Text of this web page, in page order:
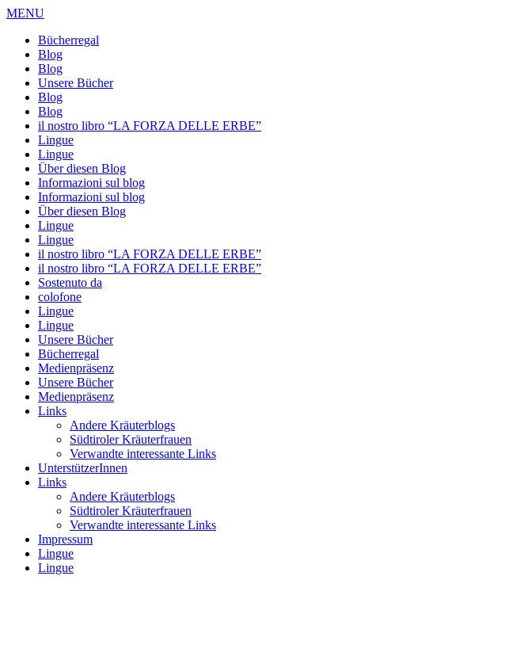
MENU
Bücherregal
Blog
Blog
Unsere Bücher
Blog
Blog
il nostro libro “LA FORZA DELLE ERBE”
Lingue
Lingue
Über diesen Blog
Informazioni sul blog
Informazioni sul blog
Über diesen Blog
Lingue
Lingue
il nostro libro “LA FORZA DELLE ERBE”
il nostro libro “LA FORZA DELLE ERBE”
Sostenuto da
colofone
Lingue
Lingue
Unsere Bücher
Bücherregal
Medienpräsenz
Unsere Bücher
Medienpräsenz
Links
Andere Kräuterblogs
Südtiroler Kräuterfrauen
Verwandte interessante Links
UnterstützerInnen
Links
Andere Kräuterblogs
Südtiroler Kräuterfrauen
Verwandte interessante Links
Impressum
Lingue
Lingue